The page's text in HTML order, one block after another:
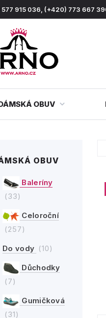
915 036, (+420) 773 667
OBUV
OBUV
Baleríny
(33)
Celoroční
(257)
Do vody (10)
Důchodky
(7)
Gumičková
(31)